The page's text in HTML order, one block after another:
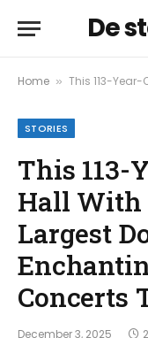
De
Home » This 113-Year-Old London Hall
STORIES
This 113-
Hall With
Largest
Concerts
December 3, 2025